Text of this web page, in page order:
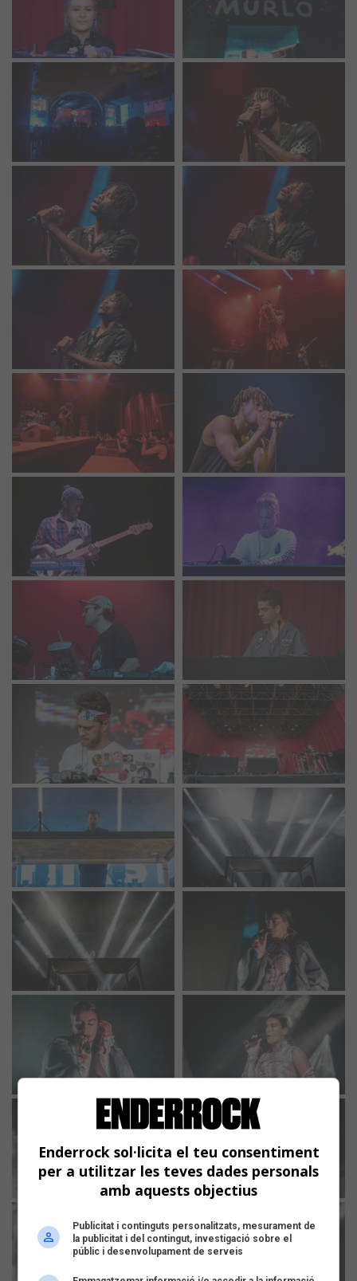
Enderrock sol·licita el teu consentiment
per a utilitzar les teves dades personals
amb aquests objectius
Publicitat i continguts personalitzats, mesurament de
la publicitat i del contingut, investigació sobre el
públic i desenvolupament de serveis